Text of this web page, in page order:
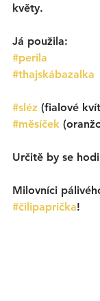
květy.
Já použila:
#perila
#thajskábazalka
#sléz (fialové
#měsíček
Určitě by se
Milovníci
#čilipaprička!